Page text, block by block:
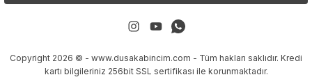
Copyright 2026 © - www.dusakabincim.com - Tüm hakları saklıdır. Kredi
kartı bilgileriniz 256bit SSL sertifikası ile korunmaktadır.